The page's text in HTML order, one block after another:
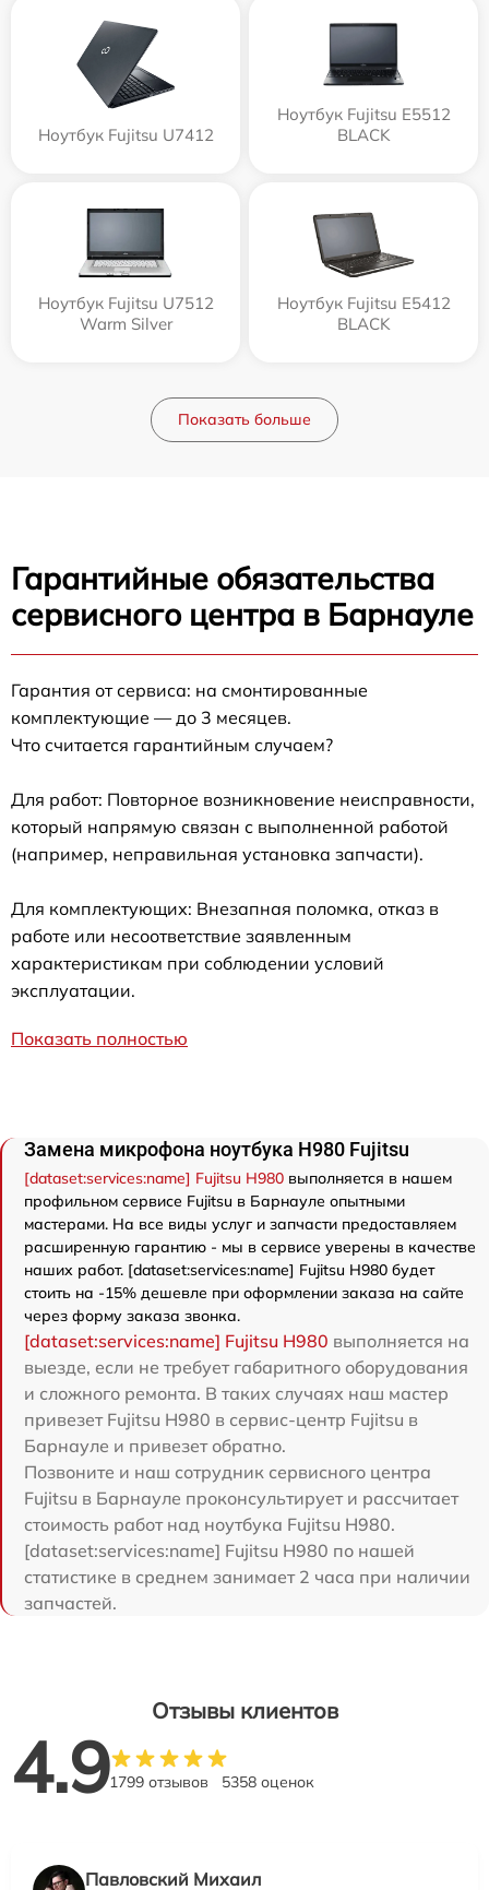
Ноутбук Fujitsu U7412
Ноутбук Fujitsu E5512
BLACK
Ноутбук Fujitsu U7512
Warm Silver
Ноутбук Fujitsu E5412
BLACK
Показать больше
Гарантийные обязательства
сервисного центра в Барнауле
Гарантия от сервиса: на смонтированные
комплектующие — до 3 месяцев.
Что считается гарантийным случаем?
Для работ: Повторное возникновение неисправности,
который напрямую связан с выполненной работой
(например, неправильная установка запчасти).
Для комплектующих: Внезапная поломка, отказ в
работе или несоответствие заявленным
характеристикам при соблюдении условий
эксплуатации.
Показать полностью
Замена микрофона ноутбука H980 Fujitsu
[dataset:services:name] Fujitsu H980 выполняется в нашем
профильном сервисе Fujitsu в Барнауле опытными
мастерами. На все виды услуг и запчасти предоставляем
расширенную гарантию - мы в сервисе уверены в качестве
наших работ. [dataset:services:name] Fujitsu H980 будет
стоить на -15% дешевле при оформлении заказа на сайте
через форму заказа звонка.
[dataset:services:name] Fujitsu H980 выполняется на
выезде, если не требует габаритного оборудования
и сложного ремонта. В таких случаях наш мастер
привезет Fujitsu H980 в сервис-центр Fujitsu в
Барнауле и привезет обратно.
Позвоните и наш сотрудник сервисного центра
Fujitsu в Барнауле проконсультирует и рассчитает
стоимость работ над ноутбука Fujitsu H980.
[dataset:services:name] Fujitsu H980 по нашей
статистике в среднем занимает 2 часа при наличии
запчастей.
Отзывы клиентов
4.91799 отзывов 5358 оценок
Павловский Михаил